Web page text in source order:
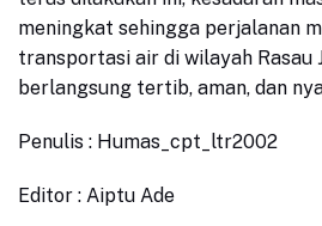
meningkat sehingga perjalanan
transportasi air di wilayah Rasau
berlangsung tertib, aman, dan
Penulis : Humas_cpt_ltr2002
Editor : Aiptu Ade